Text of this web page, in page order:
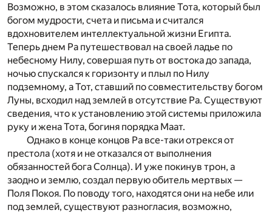
Возможно, в этом сказалось влияние Тота, который был
богом мудрости, счета и письма и считался
вдохновителем интеллектуальной жизни Египта.
Теперь днем Ра путешествовал на своей ладье по
небесному Нилу, совершая путь от востока до запада,
ночью спускался к горизонту и плыл по Нилу
подземному, а Тот, ставший по совместительству богом
Луны, всходил над землей в отсутствие Ра. Существуют
сведения, что к установлению этой системы приложила
руку и жена Тота, богиня порядка Маат.
Однако в конце концов Ра все-таки отрекся от
престола (хотя и не отказался от выполнения
обязанностей бога Солнца). И уже покинув трон, а
заодно и землю, создал первую обитель мертвых —
Поля Покоя. По поводу того, находятся они на небе или
под землей, существуют разногласия, возможно,